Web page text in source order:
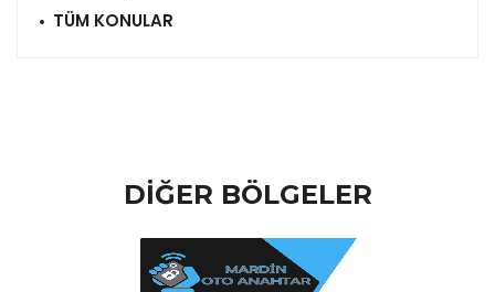
TÜM KONULAR
DİĞER BÖLGELER